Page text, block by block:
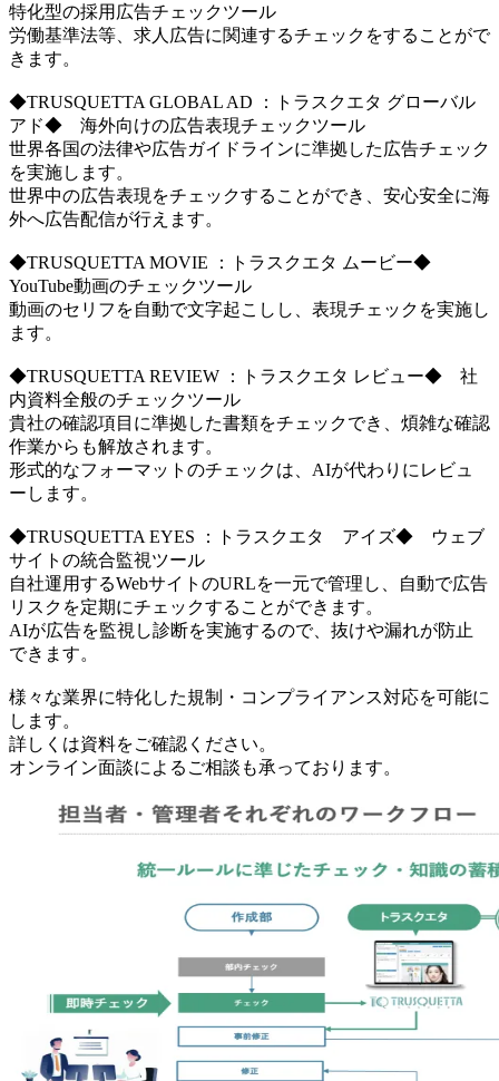
特化型の採用広告チェックツール
労働基準法等、求人広告に関連するチェックをすることがで
きます。
◆TRUSQUETTA GLOBAL AD ：トラスクエタ グローバル
アド◆ 海外向けの広告表現チェックツール
世界各国の法律や広告ガイドラインに準拠した広告チェック
を実施します。
世界中の広告表現をチェックすることができ、安心安全に海
外へ広告配信が行えます。
◆TRUSQUETTA MOVIE ：トラスクエタ ムービー◆
YouTube動画のチェックツール
動画のセリフを自動で文字起こしし、表現チェックを実施し
ます。
◆TRUSQUETTA REVIEW ：トラスクエタ レビュー◆ 社
内資料全般のチェックツール
貴社の確認項目に準拠した書類をチェックでき、煩雑な確認
作業からも解放されます。
形式的なフォーマットのチェックは、AIが代わりにレビュ
ーします。
◆TRUSQUETTA EYES ：トラスクエタ アイズ◆ ウェブ
サイトの統合監視ツール
自社運用するWebサイトのURLを一元で管理し、自動で広告
リスクを定期にチェックすることができます。
AIが広告を監視し診断を実施するので、抜けや漏れが防止
できます。
様々な業界に特化した規制・コンプライアンス対応を可能に
します。
詳しくは資料をご確認ください。
オンライン面談によるご相談も承っております。